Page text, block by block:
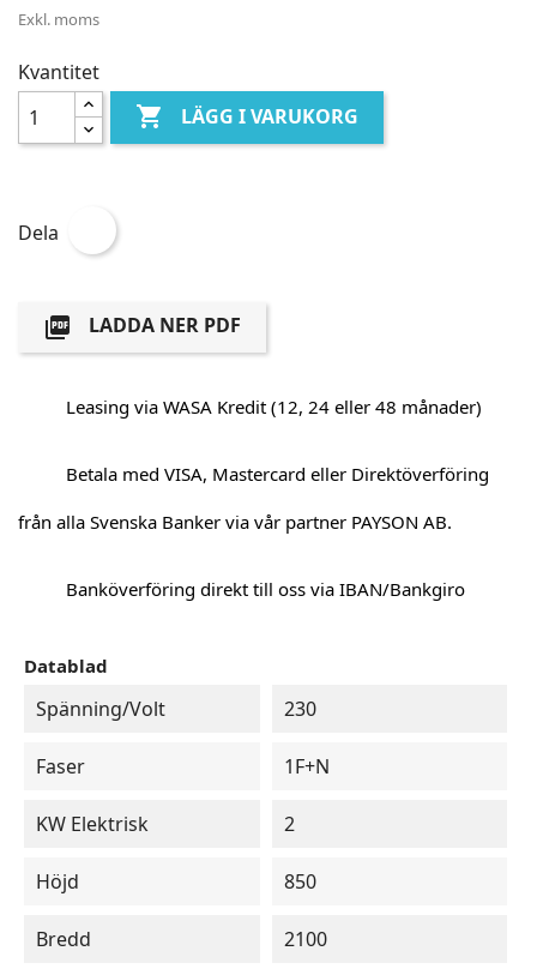
Exkl. moms
Kvantitet
 LÄGG I VARUKORG
Dela
 LADDA NER PDF
Leasing via WASA Kredit (12, 24 eller 48 månader)
Betala med VISA, Mastercard eller Direktöverföring
från alla Svenska Banker via vår partner PAYSON AB.
Banköverföring direkt till oss via IBAN/Bankgiro
Datablad
Spänning/Volt 230
Faser 1F+N
KW Elektrisk 2
Höjd 850
Bredd 2100